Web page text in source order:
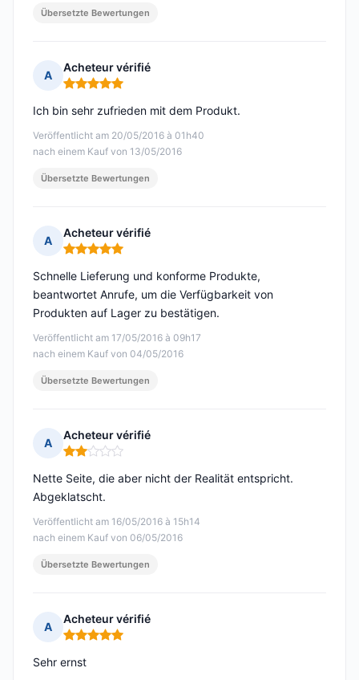
Übersetzte Bewertungen
A
Acheteur vérifié
Hinweis: 5 von 5
Veröffentlicht am 20/05/2016 à 01h40
nach einem Kauf von 13/05/2016
Ich bin sehr zufrieden mit dem Produkt.
Übersetzte Bewertungen
A
Acheteur vérifié
Hinweis: 5 von 5
Veröffentlicht am 17/05/2016 à 09h17
nach einem Kauf von 04/05/2016
Schnelle Lieferung und konforme Produkte,
beantwortet Anrufe, um die Verfügbarkeit von
Produkten auf Lager zu bestätigen.
Übersetzte Bewertungen
A
Acheteur vérifié
Hinweis: 2 von 5
Veröffentlicht am 16/05/2016 à 15h14
nach einem Kauf von 06/05/2016
Nette Seite, die aber nicht der Realität entspricht.
Abgeklatscht.
Übersetzte Bewertungen
A
Acheteur vérifié
Hinweis: 5 von 5
Sehr ernst